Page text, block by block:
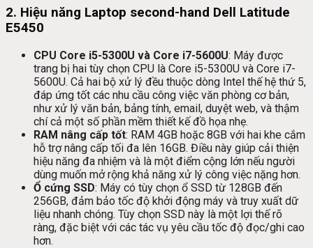
2. Hiệu năng Laptop second-hand Dell Latitude
E5450
CPU Core i5-5300U và Core i7-5600U: Máy được
trang bị hai tùy chọn CPU là Core i5-5300U và Core i7-
5600U. Cả hai bộ xử lý đều thuộc dòng Intel thế hệ thứ 5,
đáp ứng tốt các nhu cầu công việc văn phòng cơ bản,
như xử lý văn bản, bảng tính, email, duyệt web, và thậm
chí cả một số phần mềm thiết kế đồ họa nhẹ.
RAM nâng cấp tốt: RAM 4GB hoặc 8GB với hai khe cắm
hỗ trợ nâng cấp tối đa lên 16GB. Điều này giúp cải thiện
hiệu năng đa nhiệm và là một điểm cộng lớn nếu người
dùng muốn mở rộng khả năng xử lý công việc nặng hơn.
Ổ cứng SSD: Máy có tùy chọn ổ SSD từ 128GB đến
256GB, đảm bảo tốc độ khởi động máy và truy xuất dữ
liệu nhanh chóng. Tùy chọn SSD này là một lợi thế rõ
ràng, đặc biệt với các tác vụ yêu cầu tốc độ đọc/ghi cao
hơn.